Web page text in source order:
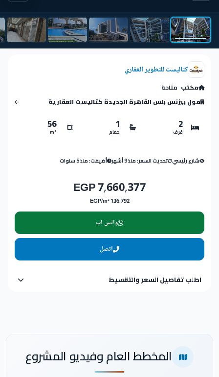
كتاليست للتطوير العقاري
مكتب متاحة
مول بيزنس بلس القاهرة الجديدة كتاليست العقارية
2
غرف
1
حمام
56
m²
شارع رئيسي تحديث السعر: منذ 9 أشهر أضيفت: منذ 5 سنوات
7,660,377 EGP
136,792 EGP/m²
واتس اب
اتصل
اطلب تفاصيل السعر والتقسيط
المخطط العام وفيديو المشروع